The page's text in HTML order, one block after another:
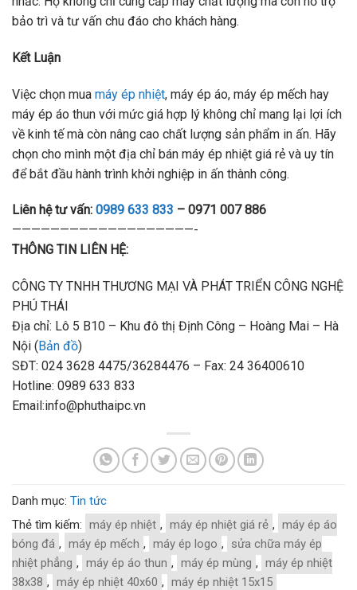
bảo trì và tư vấn chu đáo cho khách hàng.
Kết Luận
Việc chọn mua máy ép nhiệt, máy ép áo, máy ép mếch hay
máy ép áo thun với mức giá hợp lý không chỉ mang lại lợi ích
về kinh tế mà còn nâng cao chất lượng sản phẩm in ấn. Hãy
chọn cho mình một địa chỉ bán máy ép nhiệt giá rẻ và uy tín
để bắt đầu hành trình khởi nghiệp in ấn thành công.
Liên hệ tư vấn: 0989 633 833 – 0971 007 886
———————————————————-
THÔNG TIN LIÊN HỆ:
CÔNG TY TNHH THƯƠNG MẠI VÀ PHÁT TRIỂN CÔNG NGHỆ
PHÚ THÁI
Địa chỉ: Lô 5 B10 – Khu đô thị Định Công – Hoàng Mai – Hà
Nội ( Bản đồ)
SĐT: 024 3628 4475/36284476 – Fax: 24 36400610
Hotline: 0989 633 833
Email:info@phuthaipc.vn
Danh mục: Tin tức
Thẻ tìm kiếm: máy ép nhiệt , máy ép nhiệt giá rẻ , máy ép áo
bóng đá , máy ép mếch , máy ép logo ,
sửa chữa máy ép
nhiệt phẳng , máy ép áo thun , máy ép mùng , máy ép nhiệt
38x38 , máy ép nhiệt 40x60 , máy ép nhiệt 15x15